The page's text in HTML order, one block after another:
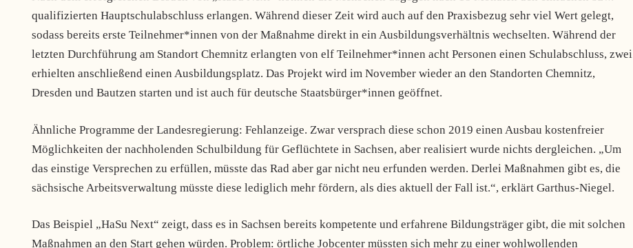
qualifizierten Hauptschulabschluss erlangen. Während dieser Zeit wird auch auf den Praxisbezug sehr viel Wert gelegt,
sodass bereits erste Teilnehmer*innen von der Maßnahme direkt in ein Ausbildungsverhältnis wechselten. Während der
letzten Durchführung am Standort Chemnitz erlangten von elf Teilnehmer*innen acht Personen einen Schulabschluss, zwei
erhielten anschließend einen Ausbildungsplatz. Das Projekt wird im November wieder an den Standorten Chemnitz,
Dresden und Bautzen starten und ist auch für deutsche Staatsbürger*innen geöffnet.
Ähnliche Programme der Landesregierung: Fehlanzeige. Zwar versprach diese schon 2019 einen Ausbau kostenfreier
Möglichkeiten der nachholenden Schulbildung für Geflüchtete in Sachsen, aber realisiert wurde nichts dergleichen. „Um
das einstige Versprechen zu erfüllen, müsste das Rad aber gar nicht neu erfunden werden. Derlei Maßnahmen gibt es, die
sächsische Arbeitsverwaltung müsste diese lediglich mehr fördern, als dies aktuell der Fall ist.“, erklärt Garthus-Niegel.
Das Beispiel „HaSu Next“ zeigt, dass es in Sachsen bereits kompetente und erfahrene Bildungsträger gibt, die mit solchen
Maßnahmen an den Start gehen würden. Problem: örtliche Jobcenter müssten sich mehr zu einer wohlwollenden